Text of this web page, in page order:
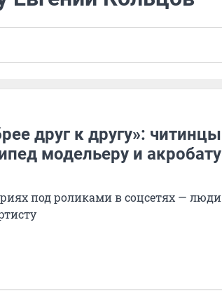
друг к другу»: читинцы
модельеру и акробату
под роликами в соцсетях — люди